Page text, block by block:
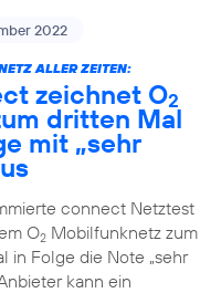
2022
ALLER ZEITEN:
zeichnet O2
dritten Mal
mit „sehr
connect Netztest
O2Mobilfunknetz zum
in Folge die Note „sehr
kann ein